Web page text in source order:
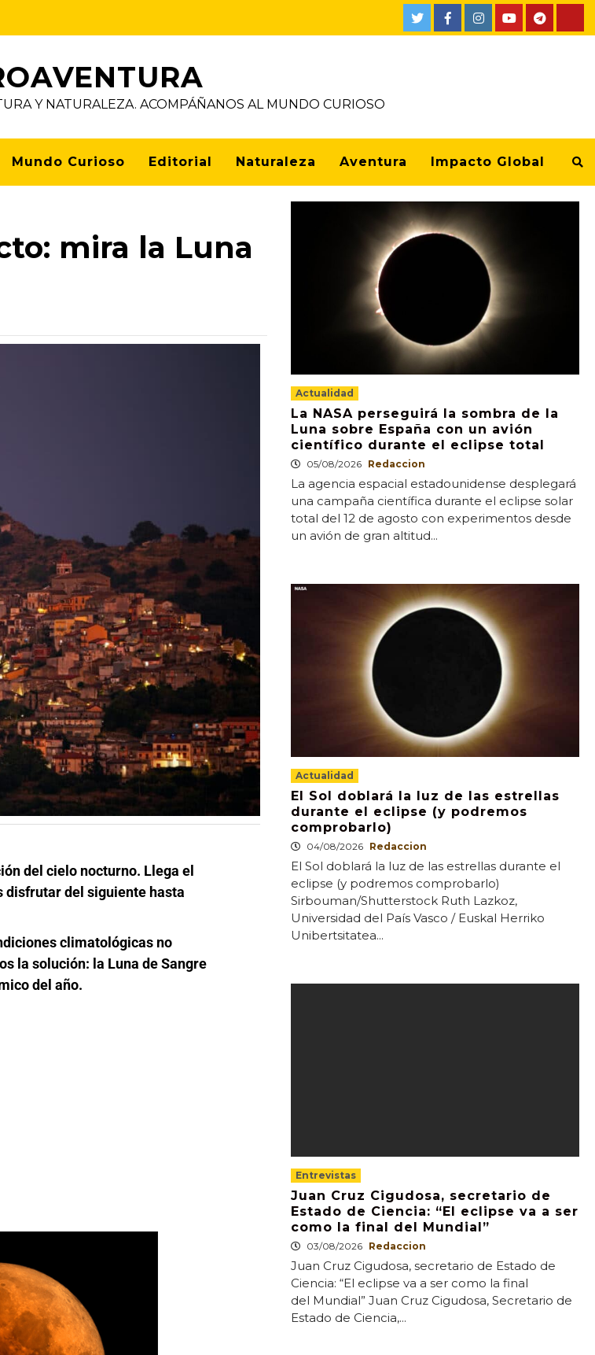
Y NATURALEZA. ACOMPÁÑANOS AL MUNDO CURIOSO
Mundo Curioso Editorial Naturaleza Aventura Impacto Global
mira la Luna
del cielo nocturno. Llega el
disfrutar del siguiente hasta
climatológicas no
la solución: la Luna de Sangre
del año.
Actualidad
La NASA perseguirá la sombra de la
Luna sobre España con un avión
científico durante el eclipse total
05/08/2026 Redaccion
La agencia espacial estadounidense desplegará
una campaña científica durante el eclipse solar
total del 12 de agosto con experimentos desde
un avión de gran altitud...
Actualidad
El Sol doblará la luz de las estrellas
durante el eclipse (y podremos
comprobarlo)
04/08/2026 Redaccion
El Sol doblará la luz de las estrellas durante el
eclipse (y podremos comprobarlo)
Sirbouman/Shutterstock Ruth Lazkoz,
Universidad del País Vasco / Euskal Herriko
Unibertsitatea...
Entrevistas
Juan Cruz Cigudosa, secretario de
Estado de Ciencia: “El eclipse va a ser
como la final del Mundial”
03/08/2026 Redaccion
Juan Cruz Cigudosa, secretario de Estado de
Ciencia: “El eclipse va a ser como la final
del Mundial” Juan Cruz Cigudosa, Secretario de
Estado de Ciencia,...